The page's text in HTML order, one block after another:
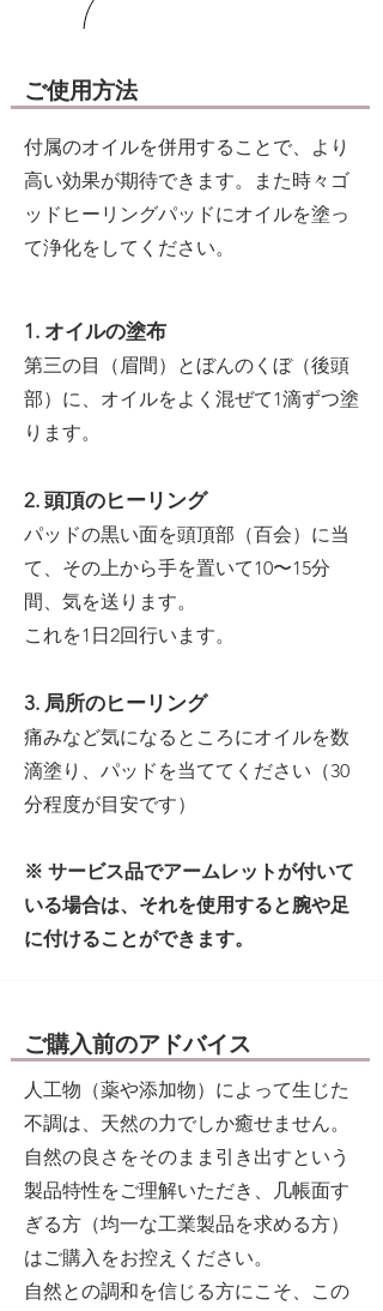
​ご使用方法
付属のオイルを併用することで、より
高い効果が期待できます。また時々ゴ
ッドヒーリングパッドにオイルを塗っ
て浄化をしてください。
1. オイルの塗布
第三の目（眉間）とぼんのくぼ（後頭
部）に、オイルをよく混ぜて1滴ずつ塗
ります。
2. 頭頂のヒーリング
パッドの黒い面を頭頂部（百会）に当
て、その上から手を置いて10〜15分
間、気を送ります。
これを1日2回行います。
3. 局所のヒーリング
痛みなど気になるところにオイルを数
滴塗り、パッドを当ててください（30
分程度が目安です）
※ サービス品でアームレットが付いて
いる場合は、それを使用すると腕や足
に付けることができます。
ご購入前のアドバイス
人工物（薬や添加物）によって生じた
不調は、天然の力でしか癒せません。
自然の良さをそのまま引き出すという
製品特性をご理解いただき、几帳面す
ぎる方（均一な工業製品を求める方）
はご購入をお控えください。
自然との調和を信じる方にこそ、この